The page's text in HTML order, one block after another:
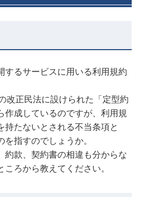
するサービスに用いる利用規約
改正民法に設けられた「定型約
作成しているのですが、利用規
持たないとされる不当条項と
指すのでしょうか。
約款、契約書の相違も分からな
ろから教えてください。